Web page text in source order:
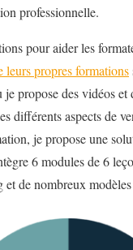
professionnelle.
pour aider les
leurs propres formations
propose des vidéos et
différents aspects de
je propose une
6 modules de 6
et de nombreux